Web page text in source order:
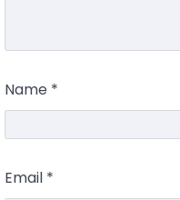
Name *
Email *